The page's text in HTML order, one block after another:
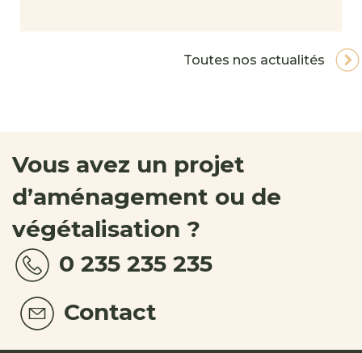
Toutes nos actualités
Vous avez un projet
d’aménagement ou de
végétalisation ?
0 235 235 235
Contact